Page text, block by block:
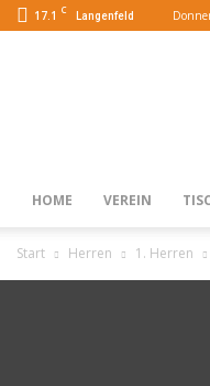
17.1 C
Langenfeld
HOME VEREIN
Start Herren 1. Herren